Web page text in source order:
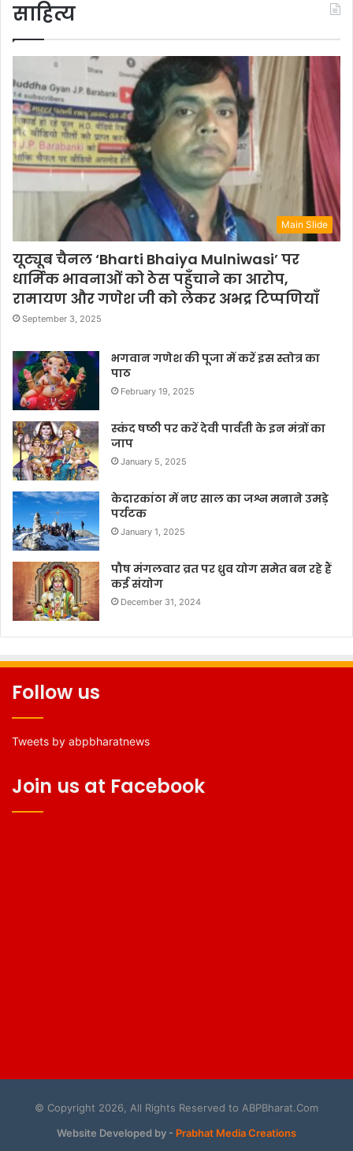
साहित्य
Main Slide
यूट्यूब चैनल ‘Bharti Bhaiya Mulniwasi’ पर
धार्मिक भावनाओं को ठेस पहुँचाने का आरोप,
रामायण और गणेश जी को लेकर अभद्र टिप्पणियाँ
September 3, 2025
भगवान गणेश की पूजा में करें इस स्तोत्र का
पाठ
February 19, 2025
स्कंद षष्ठी पर करें देवी पार्वती के इन मंत्रों का
जाप
January 5, 2025
केदारकांठा में नए साल का जश्न मनाने उमड़े
पर्यटक
January 1, 2025
पौष मंगलवार व्रत पर ध्रुव योग समेत बन रहे हैं
कई संयोग
December 31, 2024
Follow us
Tweets by abpbharatnews
Join us at Facebook
© Copyright 2026, All Rights Reserved to ABPBharat.Com
Website Developed by - Prabhat Media Creations